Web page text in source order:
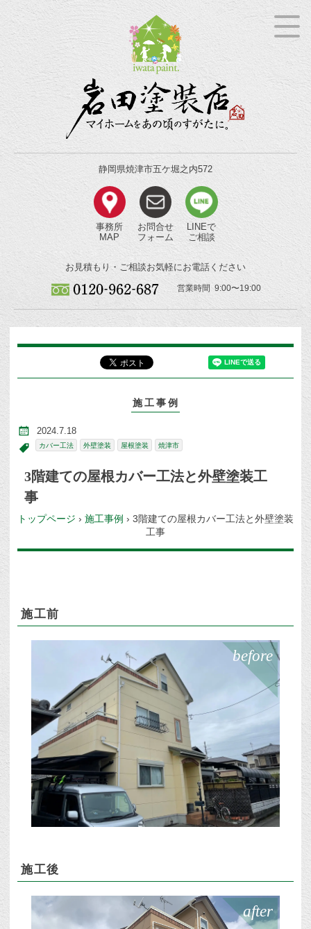
静岡県焼津市五ケ堀之内572
事務所
MAP
お問合せ
フォーム
LINEで
ご相談
お見積もり・ご相談お気軽にお電話ください
営業時間 9:00〜19:00
施工事例
2024.7.18
カバー工法 外壁塗装 屋根塗装 焼津市
3階建ての屋根カバー工法と外壁塗装工
事
トップページ › 施工事例 › 3階建ての屋根カバー工法と外壁塗装
工事
施工前
before
施工後
after